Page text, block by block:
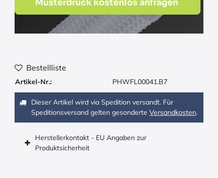
Musterdruck kostenlos anfragen
Bestellliste
Artikel-Nr.: PHWFL00041.B7
Dieser Artikel wird via Spedition versandt. Für
Speditionsversand gelten gesonderte Versandkosten.
Herstellerkontakt - EU Angaben zur
Produktsicherheit